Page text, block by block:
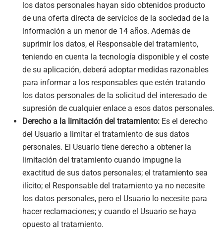
los datos personales hayan sido obtenidos producto
de una oferta directa de servicios de la sociedad de la
información a un menor de 14 años. Además de
suprimir los datos, el Responsable del tratamiento,
teniendo en cuenta la tecnología disponible y el coste
de su aplicación, deberá adoptar medidas razonables
para informar a los responsables que estén tratando
los datos personales de la solicitud del interesado de
supresión de cualquier enlace a esos datos personales.
Derecho a la limitación del tratamiento: Es el derecho
del Usuario a limitar el tratamiento de sus datos
personales. El Usuario tiene derecho a obtener la
limitación del tratamiento cuando impugne la
exactitud de sus datos personales; el tratamiento sea
ilícito; el Responsable del tratamiento ya no necesite
los datos personales, pero el Usuario lo necesite para
hacer reclamaciones; y cuando el Usuario se haya
opuesto al tratamiento.